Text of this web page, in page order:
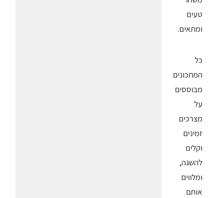
טעים
ומתאים.
כל
המתכונים
מבוססים
על
מצרכים
זמינים
וקלים
להשגה,
ומלווים
אותם